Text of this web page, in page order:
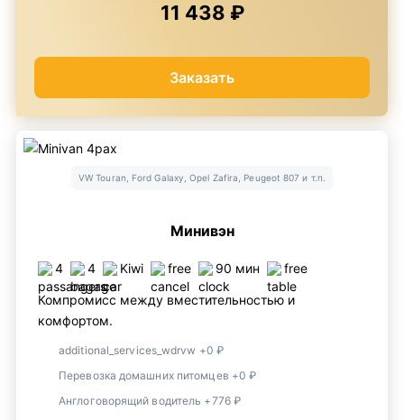
11 438 ₽
Заказать
VW Touran, Ford Galaxy, Opel Zafira, Peugeot 807 и т.п.
Минивэн
4 4 Kiwi free 90 мин free
Компромисс между вместительностью и
комфортом.
additional_services_wdrvw +0 ₽
Перевозка домашних питомцев +0 ₽
Англоговорящий водитель +776 ₽